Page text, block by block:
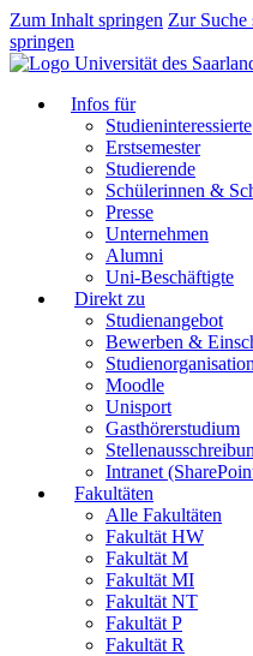
Zum Inhalt springen Zur Suche
springen
Infos für
Studieninteressierte
Erstsemester
Studierende
Schülerinnen &
Presse
Unternehmen
Alumni
Uni-Beschäftigte
Direkt zu
Studienangebot
Bewerben &
Studienorganisation
Moodle
Unisport
Gasthörerstudium
Intranet
Fakultäten
Alle Fakultäten
Fakultät HW
Fakultät M
Fakultät MI
Fakultät NT
Fakultät P
Fakultät R